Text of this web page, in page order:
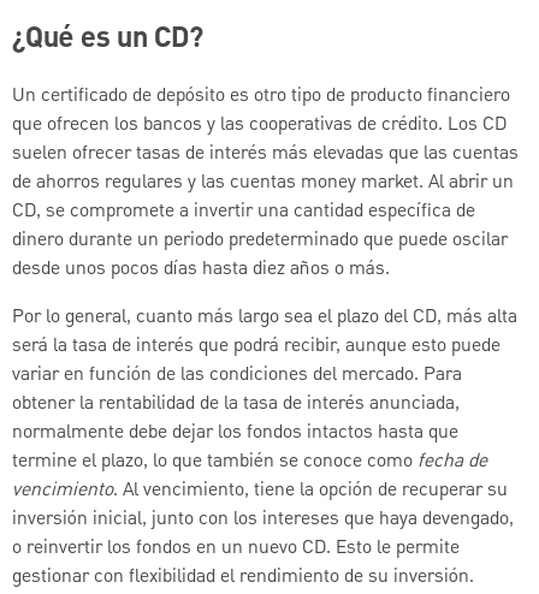
¿Qué es un CD?
Un certificado de depósito es otro tipo de producto financiero
que ofrecen los bancos y las cooperativas de crédito. Los CD
suelen ofrecer tasas de interés más elevadas que las cuentas
de ahorros regulares y las cuentas money market. Al abrir un
CD, se compromete a invertir una cantidad específica de
dinero durante un periodo predeterminado que puede oscilar
desde unos pocos días hasta diez años o más.
Por lo general, cuanto más largo sea el plazo del CD, más alta
será la tasa de interés que podrá recibir, aunque esto puede
variar en función de las condiciones del mercado. Para
obtener la rentabilidad de la tasa de interés anunciada,
normalmente debe dejar los fondos intactos hasta que
termine el plazo, lo que también se conoce como fecha de
vencimiento. Al vencimiento, tiene la opción de recuperar su
inversión inicial, junto con los intereses que haya devengado,
o reinvertir los fondos en un nuevo CD. Esto le permite
gestionar con flexibilidad el rendimiento de su inversión.